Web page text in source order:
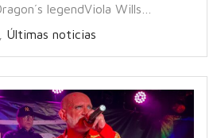
legendViola Wills…
Últimas noticias